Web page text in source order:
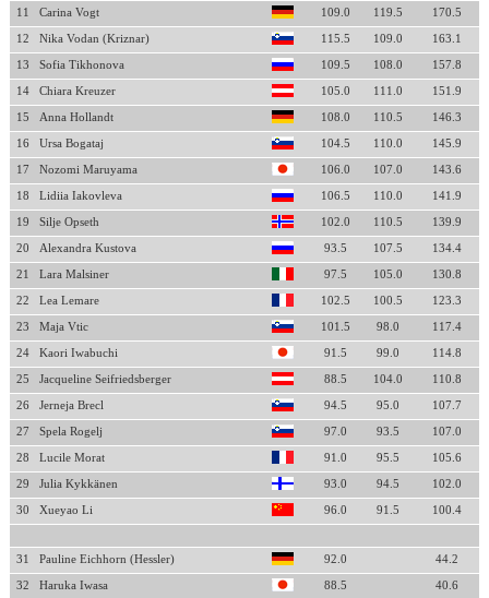
11 Carina Vogt 109.0 119.5 170.5
12 Nika Vodan (Kriznar) 115.5 109.0 163.1
13 Sofia Tikhonova 109.5 108.0 157.8
14 Chiara Kreuzer 105.0 111.0 151.9
15 Anna Hollandt 108.0 110.5 146.3
16 Ursa Bogataj 104.5 110.0 145.9
17 Nozomi Maruyama 106.0 107.0 143.6
18 Lidiia Iakovleva 106.5 110.0 141.9
19 Silje Opseth 102.0 110.5 139.9
20 Alexandra Kustova 93.5 107.5 134.4
21 Lara Malsiner 97.5 105.0 130.8
22 Lea Lemare 102.5 100.5 123.3
23 Maja Vtic 101.5 98.0 117.4
24 Kaori Iwabuchi 91.5 99.0 114.8
25 Jacqueline Seifriedsberger 88.5 104.0 110.8
26 Jerneja Brecl 94.5 95.0 107.7
27 Spela Rogelj 97.0 93.5 107.0
28 Lucile Morat 91.0 95.5 105.6
29 Julia Kykkänen 93.0 94.5 102.0
30 Xueyao Li 96.0 91.5 100.4
31 Pauline Eichhorn (Hessler) 92.0 44.2
32 Haruka Iwasa 88.5 40.6